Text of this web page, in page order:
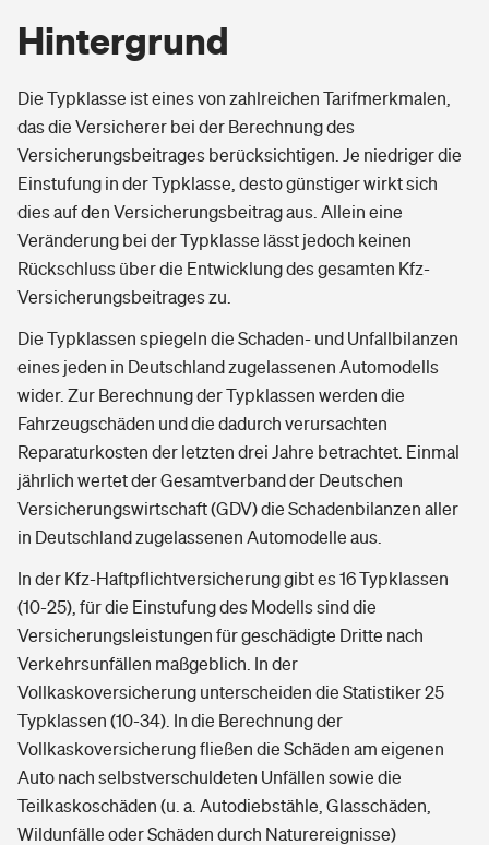
Hintergrund
Die Typklasse ist eines von zahlreichen Tarifmerkmalen,
das die Versicherer bei der Berechnung des
Versicherungsbeitrages berücksichtigen. Je niedriger die
Einstufung in der Typklasse, desto günstiger wirkt sich
dies auf den Versicherungsbeitrag aus. Allein eine
Veränderung bei der Typklasse lässt jedoch keinen
Rückschluss über die Entwicklung des gesamten Kfz-
Versicherungsbeitrages zu.
Die Typklassen spiegeln die Schaden- und Unfallbilanzen
eines jeden in Deutschland zugelassenen Automodells
wider. Zur Berechnung der Typklassen werden die
Fahrzeugschäden und die dadurch verursachten
Reparaturkosten der letzten drei Jahre betrachtet. Einmal
jährlich wertet der Gesamtverband der Deutschen
Versicherungswirtschaft (GDV) die Schadenbilanzen aller
in Deutschland zugelassenen Automodelle aus.
In der Kfz-Haftpflichtversicherung gibt es 16 Typklassen
(10-25), für die Einstufung des Modells sind die
Versicherungsleistungen für geschädigte Dritte nach
Verkehrsunfällen maßgeblich. In der
Vollkaskoversicherung unterscheiden die Statistiker 25
Typklassen (10-34). In die Berechnung der
Vollkaskoversicherung fließen die Schäden am eigenen
Auto nach selbstverschuldeten Unfällen sowie die
Teilkaskoschäden (u. a. Autodiebstähle, Glasschäden,
Wildunfälle oder Schäden durch Naturereignisse)